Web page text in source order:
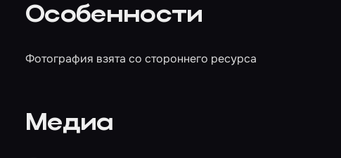
Особенности
Фотография взята со стороннего ресурса
Медиа